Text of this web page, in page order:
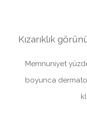
Kızarıklık
Memnuniyet
boyunca